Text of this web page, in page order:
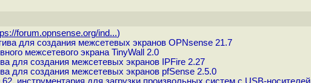
forum.opnsense.org/ind...)
для создания межсетевых экранов OPNsense 21.7
межсетевого экрана TinyWall 2.0
для создания межсетевых экранов IPFire 2.27
для создания межсетевых экранов pfSense 2.5.0